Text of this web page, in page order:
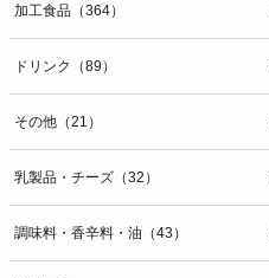
加工食品（364）
ドリンク（89）
その他（21）
乳製品・チーズ（32）
調味料・香辛料・油（43）